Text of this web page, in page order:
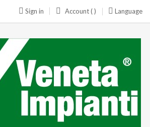
Language
Account ( )
Sign in